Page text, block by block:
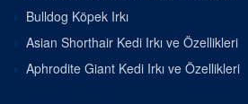
Bulldog Köpek Irkı
Asian Shorthair Kedi Irkı ve Özellikleri
Aphrodite Giant Kedi Irkı ve Özellikleri